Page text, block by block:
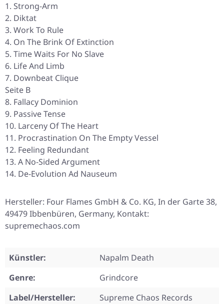
Strong-Arm
Diktat
Work To Rule
On The Brink Of Extinction
Time Waits For No Slave
Life And Limb
Downbeat Clique
Seite B
Fallacy Dominion
Passive Tense
Larceny Of The Heart
Procrastination On The Empty Vessel
Feeling Redundant
A No-Sided Argument
De-Evolution Ad Nauseum
Hersteller: Four Flames GmbH & Co. KG, In der Garte 38,
49479 Ibbenbüren, Germany, Kontakt:
supremechaos.com
Künstler:
Napalm Death
Genre:
Grindcore
Label/Hersteller:
Supreme Chaos Records